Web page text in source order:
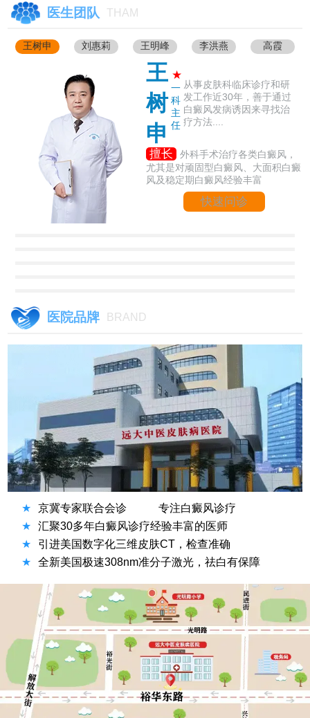
医生团队 THAM
王树申 刘惠莉 王明峰 李洪燕 高霞
王
树
申
★
一
科
主
任
从事皮肤科临床诊疗和研
发工作近30年，善于通过
白癜风发病诱因来寻找治
疗方法....
擅长
外科手术治疗各类白癜风，
尤其是对顽固型白癜风、大面积白癜
风及稳定期白癜风经验丰富
快速问诊
医院品牌 BRAND
★ 京冀专家联合会诊
专注白癜风诊疗
★
汇聚30多年白癜风诊疗经验丰富的医师
★
引进美国数字化三维皮肤CT，检查准确
★
全新美国极速308nm准分子激光，祛白有保障